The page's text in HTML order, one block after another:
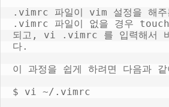
.vimrc 파일이 vim 설정을 해주
.vimrc 파일이 없을 경우
되고, vi .vimrc 를 입력해서 바
다.
이 과정을 쉽게 하려면 다음과
$ vi ~/.vimrc